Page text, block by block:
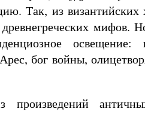
Так, из
мифов.
освещение:
бог войны,
произведений